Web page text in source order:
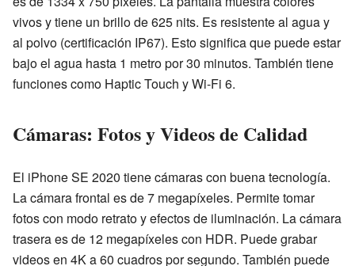
vivos y tiene un brillo de 625 nits. Es resistente al agua y
al polvo (certificación IP67). Esto significa que puede estar
bajo el agua hasta 1 metro por 30 minutos. También tiene
funciones como Haptic Touch y Wi-Fi 6.
Cámaras: Fotos y Videos de Calidad
El iPhone SE 2020 tiene cámaras con buena tecnología.
La cámara frontal es de 7 megapíxeles. Permite tomar
fotos con modo retrato y efectos de iluminación. La cámara
trasera es de 12 megapíxeles con HDR. Puede grabar
videos en 4K a 60 cuadros por segundo. También puede